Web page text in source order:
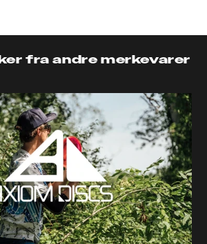
fra andre merkevarer